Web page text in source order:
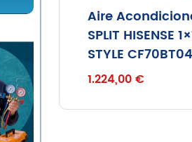
Aire
SPLIT HISENSE
STYLE
1.224,00€